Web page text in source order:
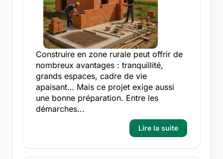
Construire en zone rurale peut offrir de
nombreux avantages : tranquillité,
grands espaces, cadre de vie
apaisant… Mais ce projet exige aussi
une bonne préparation. Entre les
démarches...
Lire la suite